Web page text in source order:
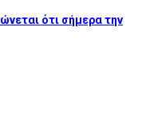
ότι σήμερα την